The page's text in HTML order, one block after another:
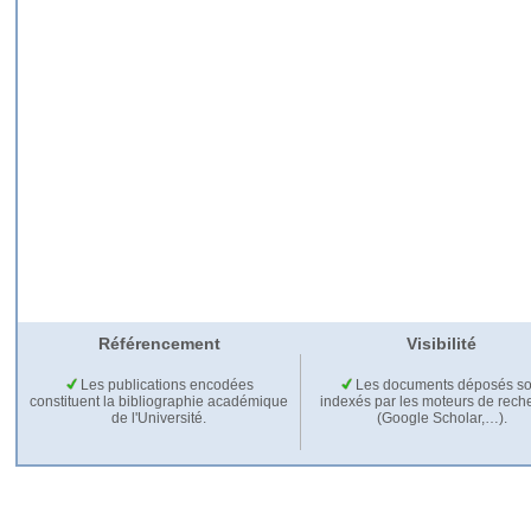
Référencement Visibilité
Les publications encodées
constituent la bibliographie académique
de l'Université.
Les documents déposés
indexés par les moteurs de
(Google Scholar,…).